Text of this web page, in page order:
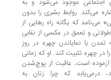
موجود می‌شود و به
روابط بشری را بدون
که یگانه راه رهایی از
تعمق در عکسی از نقابی
نمایاندن چهره در روز
تثبیت کند. او که زمانی
است، عاقبت از پوچ‌شدن
که چرا زنان به